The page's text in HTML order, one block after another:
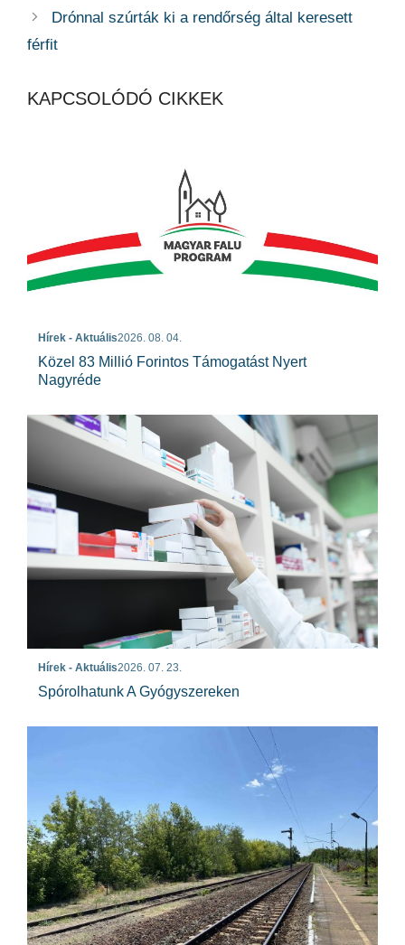
Drónnal szúrták ki a rendőrség által keresett
férfit
KAPCSOLÓDÓ CIKKEK
Hírek - Aktuális2026. 08. 04.
Közel 83 Millió Forintos Támogatást Nyert
Nagyréde
Hírek - Aktuális2026. 07. 23.
Spórolhatunk A Gyógyszereken